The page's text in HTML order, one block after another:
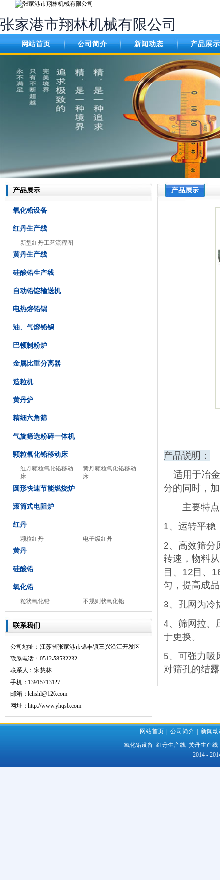
张家港市翔林机械有限公司
网站首页 公司简介 新闻动态 产品展示
产品展示
产品说明：
适用于冶金
分的同时，
主要特点
1、运转平稳
2、高效筛分
转速，物料
目、12目、
匀，提高成
3、孔网为冷
4、筛网拉、
于更换。
5、可强力吸
对筛孔的结
产品展示
氧化铅设备
红丹生产线
新型红丹工艺流程图
黄丹生产线
硅酸铅生产线
自动铅锭输送机
电热熔铅锅
油、气熔铅锅
巴顿制粉炉
金属比重分离器
造粒机
黄丹炉
精细六角筛
气旋筛选粉碎一体机
颗粒氧化铅移动床
红丹颗粒氧化铅移动
床
黄丹颗粒氧化铅移动
床
圆形快速节能燃烧炉
滚筒式电阻炉
红丹
颗粒红丹 电子级红丹
黄丹
硅酸铅
氧化铅
粒状氧化铅 不规则状氧化铅
联系我们
公司地址：江苏省张家港市锦丰镇三兴沿江开发区
联系电话：0512-58532232
联系人：宋慧林
手机：13915713127
邮箱：lchshl@126.com
网址： http://www.yhqsb.com
网站首页 公司简介
新闻动
氧化铅设备 红丹生产线 黄丹生产线
2014 -